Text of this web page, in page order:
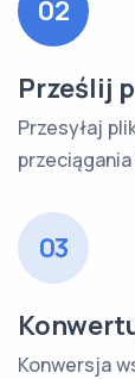
02
Prześlij
Przesyłaj
03
Konwersja